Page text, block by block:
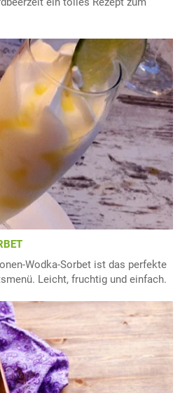
Wodka-Sorbet ist das perfekte
Leicht, fruchtig und einfach.